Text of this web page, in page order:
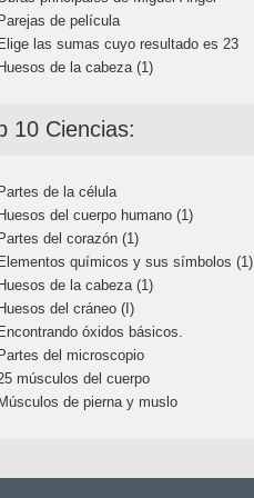
de película
las sumas cuyo resultado es 23
de la cabeza (1)
10 Ciencias:
de la célula
del cuerpo humano (1)
del corazón (1)
químicos y sus símbolos (1)
de la cabeza (1)
del cráneo (I)
óxidos básicos.
del microscopio
músculos del cuerpo
de pierna y muslo